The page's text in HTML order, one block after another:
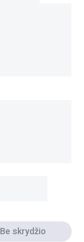
Be skrydžio